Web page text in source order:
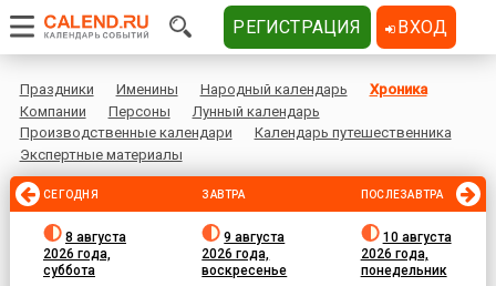
Праздники Именины Народный календарь
Хроника
Компании
Персоны
Лунный календарь
Производственные календари
Календарь путешественника
Экспертные материалы
СЕГОДНЯ
8 августа
2026 года,
суббота
ЗАВТРА
9 августа
2026 года,
воскресенье
ПОСЛЕЗАВТРА
10 августа
2026 года,
понедельник
РЕГИСТРАЦИЯ ВХОД